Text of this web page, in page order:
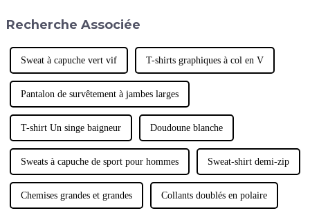
s'étirent avec le temps, nous
femmes ont tendance à porter
des soutiens-gorge de sport,…
Recherche Associée
Sweat à capuche vert vif T-shirts graphiques à col en V
Pantalon de survêtement à jambes larges
T-shirt Un singe baigneur Doudoune blanche
Sweats à capuche de sport pour hommes Sweat-shirt demi-zip
Chemises grandes et grandes Collants doublés en polaire